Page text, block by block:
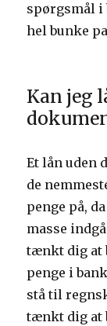
spørgsmål i
hel bunke
Kan jeg
Et lån uden
de
penge på,
masse
tænkt dig at
penge i
stå til
tænkt dig at